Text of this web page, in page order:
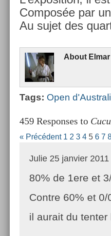
Com­pos­ée par
Au sujet des
About Elmar
Tags: Open
459 Responses to
« Précédent 1 2 3 4 5 6 7
Julie 25 janvier
80% de 1ere et
Contre 60% et 0/
il aurait du